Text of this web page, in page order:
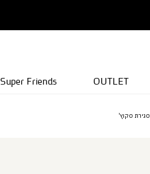
OUTLET
Super Friends